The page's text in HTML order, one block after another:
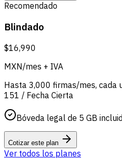
Recomendado
Blindado
$16,990
MXN/mes + IVA
Hasta 3,000 firmas/mes, cada
151 / Fecha Cierta
Bóveda legal de 5 GB
Cotizar este plan
Ver todos los planes